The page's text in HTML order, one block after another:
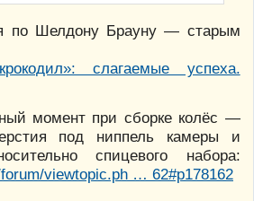
по Шелдону Брауну — старым
момент при сборке колёс —
под ниппель камеры и
спицевого набора:
viewtopic.ph … 62#p178162